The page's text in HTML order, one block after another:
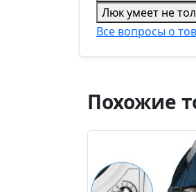
Люк умеет не
Все вопросы о
Похожие